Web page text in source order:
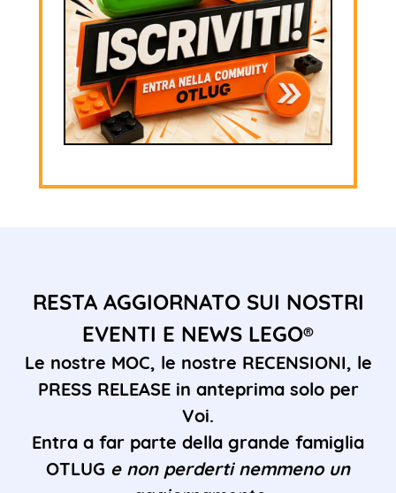
RESTA AGGIORNATO SUI NOSTRI
EVENTI E NEWS LEGO®
Le nostre MOC, le nostre RECENSIONI, le
PRESS RELEASE in anteprima solo per
Voi.
Entra a far parte della grande famiglia
OTLUG e non perderti nemmeno un